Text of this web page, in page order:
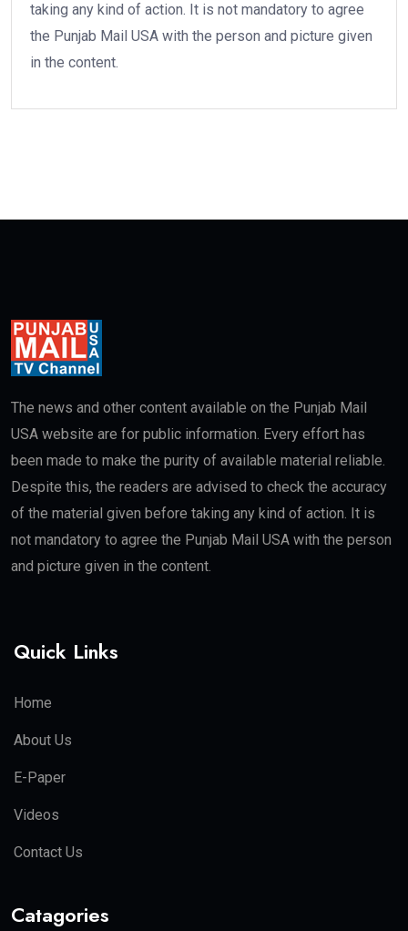
taking any kind of action. It is not mandatory to agree
the Punjab Mail USA with the person and picture given
in the content.
The news and other content available on the Punjab Mail
USA website are for public information. Every effort has
been made to make the purity of available material reliable.
Despite this, the readers are advised to check the accuracy
of the material given before taking any kind of action. It is
not mandatory to agree the Punjab Mail USA with the person
and picture given in the content.
Quick Links
Home
About Us
E-Paper
Videos
Contact Us
Catagories